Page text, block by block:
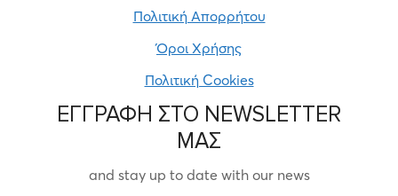
Πολιτική Απορρήτου
Όροι Χρήσης
Πολιτική Cookies
ΕΓΓΡΑΦΗ ΣΤΟ NEWSLETTER
ΜΑΣ
and stay up to date with our news